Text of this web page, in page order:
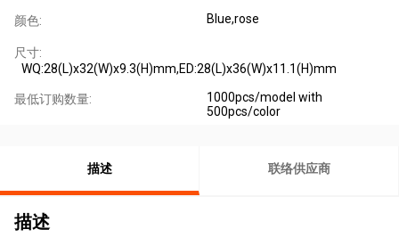
颜色: Blue,rose
尺寸:
WQ:28(L)x32(W)x9.3(H)mm,ED:28(L)x36(W)x11.1(H)mm
最低订购数量:
1000pcs/model with
500pcs/color
描述 联络供应商
描述